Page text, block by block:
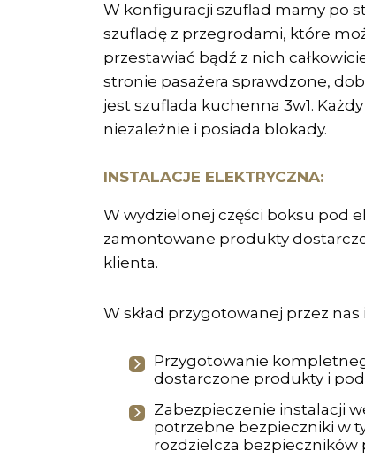
W konfiguracji szuflad mamy po
szufladę z przegrodami, które
przestawiać bądź z nich
stronie pasażera sprawdzone,
jest szuflada kuchenna 3w1.
niezależnie i posiada blokady.
INSTALACJE ELEKTRYCZNA:
W wydzielonej części boksu pod
zamontowane produkty
klienta.
W skład przygotowanej przez
Przygotowanie
dostarczone produkty i
Zabezpieczenie instalacji
potrzebne bezpieczniki w
rozdzielcza bezpieczników